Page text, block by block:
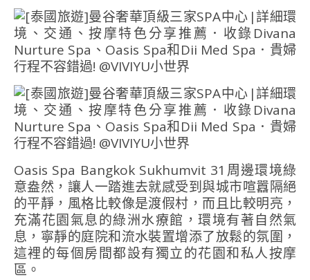
Oasis Spa Bangkok Sukhumvit 31周邊環境綠
意盎然，讓人一踏進去就感受到與城市喧囂隔絕
的平靜，風格比較像是渡假村，而且比較明亮，
充滿花園氣息的綠洲水療館，環境有著自然氣
息，寧靜的庭院和流水裝置增添了放鬆的氛圍，
這裡的每個房間都設有獨立的花園和私人按摩
區。